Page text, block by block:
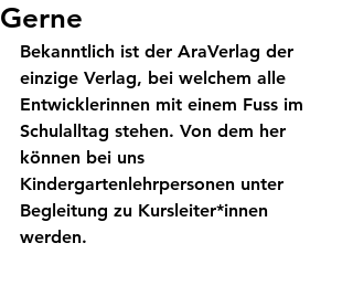
Gerne
Bekanntlich ist der AraVerlag der
einzige Verlag, bei welchem alle
Entwicklerinnen mit einem Fuss im
Schulalltag stehen. Von dem her
können bei uns
Kindergartenlehrpersonen unter
Begleitung zu Kursleiter*innen
werden.